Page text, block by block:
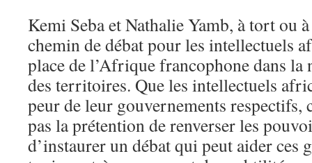
Kemi Seba et Nathalie Yamb, à tort ou
chemin de débat pour les intellectuels
place de l’Afrique francophone dans
des territoires. Que les intellectuels
peur de leur gouvernements respectifs,
pas la prétention de renverser les
d’instaurer un débat qui peut aider ces